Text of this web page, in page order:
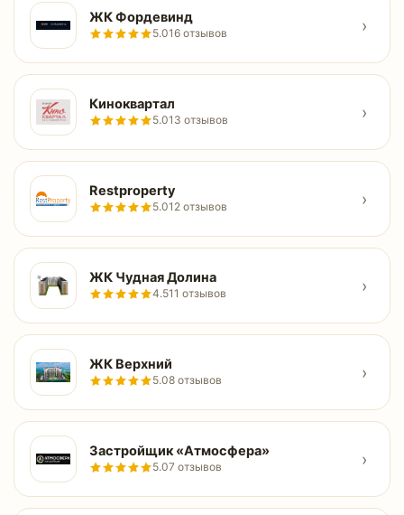
ЖК Фордевинд
5.016 отзывов ›
Киноквартал
5.013 отзывов ›
Restproperty
5.012 отзывов ›
ЖК Чудная Долина
4.511 отзывов ›
ЖК Верхний
5.08 отзывов ›
Застройщик «Атмосфера»
5.07 отзывов ›